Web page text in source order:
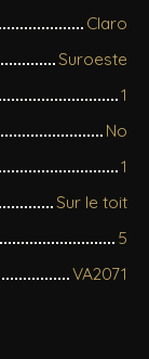
Claro
Suroeste
1
No
1
Sur le toit
5
VA2071